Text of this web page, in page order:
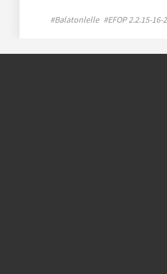
#Balatonlelle #EFOP 2.2.15-16-